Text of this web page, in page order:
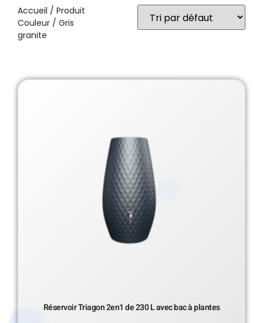
Accueil / Produit
Couleur / Gris
granite
Réservoir Triagon 2en1 de 230 L avec bac à plantes